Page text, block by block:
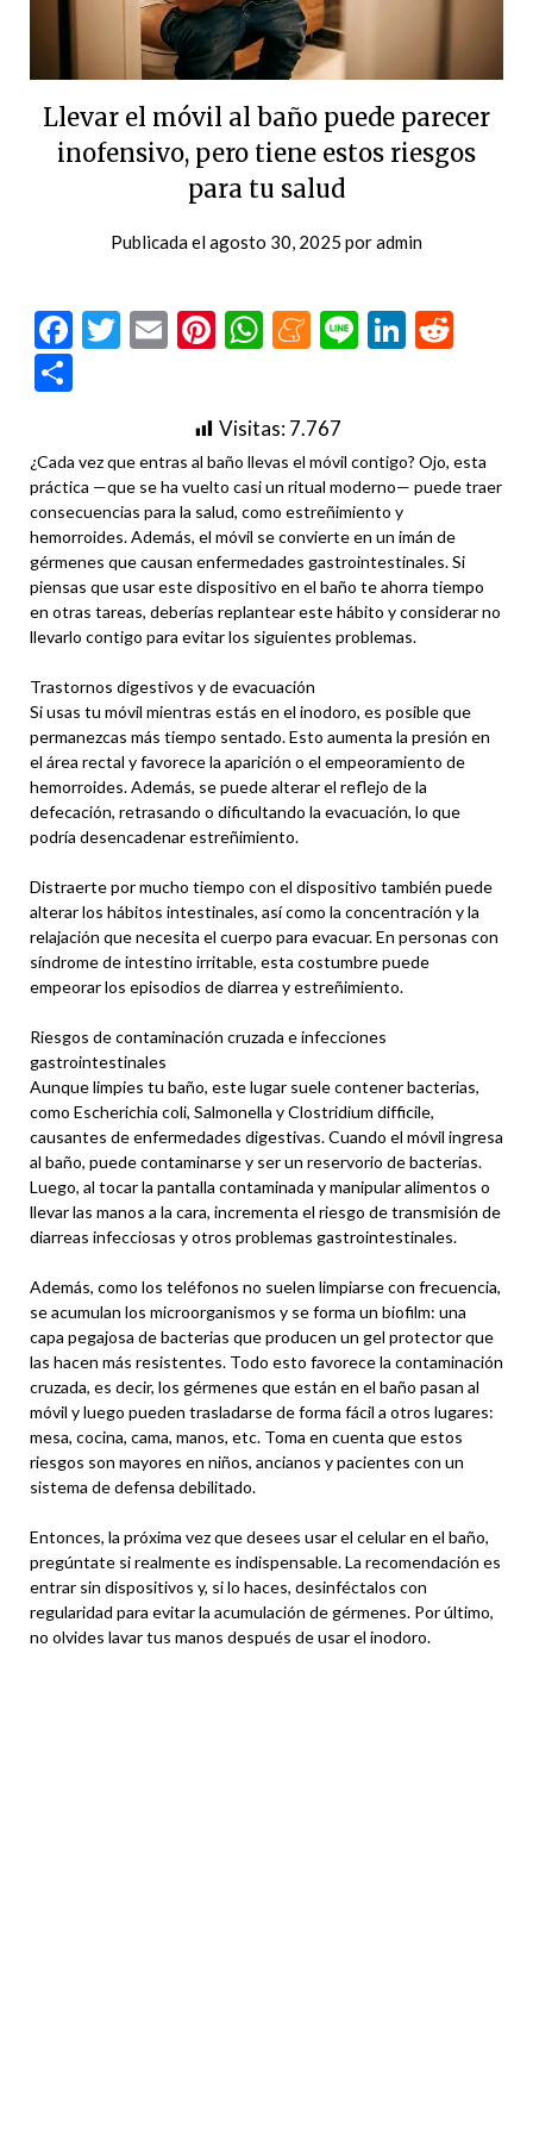
Llevar el móvil al baño puede parecer
inofensivo, pero tiene estos riesgos
para tu salud
Publicada elagosto 30, 2025 poradmin
Facebook
Twitter
EmailPinterest
WhatsApp
Meneame
Line
Visitas:7.767
¿Cada vez que entras al baño llevas el móvil contigo? Ojo, esta
práctica —que se ha vuelto casi un ritual moderno— puede traer
consecuencias para la salud, como estreñimiento y
hemorroides. Además, el móvil se convierte en un imán de
gérmenes que causan enfermedades gastrointestinales. Si
piensas que usar este dispositivo en el baño te ahorra tiempo
en otras tareas, deberías replantear este hábito y considerar no
llevarlo contigo para evitar los siguientes problemas.
Trastornos digestivos y de evacuación
Si usas tu móvil mientras estás en el inodoro, es posible que
permanezcas más tiempo sentado. Esto aumenta la presión en
el área rectal y favorece la aparición o el empeoramiento de
hemorroides. Además, se puede alterar el reflejo de la
defecación, retrasando o dificultando la evacuación, lo que
podría desencadenar estreñimiento.
Distraerte por mucho tiempo con el dispositivo también puede
alterar los hábitos intestinales, así como la concentración y la
relajación que necesita el cuerpo para evacuar. En personas con
síndrome de intestino irritable, esta costumbre puede
empeorar los episodios de diarrea y estreñimiento.
Riesgos de contaminación cruzada e infecciones
gastrointestinales
Aunque limpies tu baño, este lugar suele contener bacterias,
como Escherichia coli, Salmonella y Clostridium difficile,
causantes de enfermedades digestivas. Cuando el móvil ingresa
al baño, puede contaminarse y ser un reservorio de bacterias.
Luego, al tocar la pantalla contaminada y manipular alimentos o
llevar las manos a la cara, incrementa el riesgo de transmisión de
diarreas infecciosas y otros problemas gastrointestinales.
Además, como los teléfonos no suelen limpiarse con frecuencia,
se acumulan los microorganismos y se forma un biofilm: una
capa pegajosa de bacterias que producen un gel protector que
las hacen más resistentes. Todo esto favorece la contaminación
cruzada, es decir, los gérmenes que están en el baño pasan al
móvil y luego pueden trasladarse de forma fácil a otros lugares:
mesa, cocina, cama, manos, etc. Toma en cuenta que estos
riesgos son mayores en niños, ancianos y pacientes con un
sistema de defensa debilitado.
Entonces, la próxima vez que desees usar el celular en el baño,
pregúntate si realmente es indispensable. La recomendación es
entrar sin dispositivos y, si lo haces, desinféctalos con
regularidad para evitar la acumulación de gérmenes. Por último,
no olvides lavar tus manos después de usar el inodoro.